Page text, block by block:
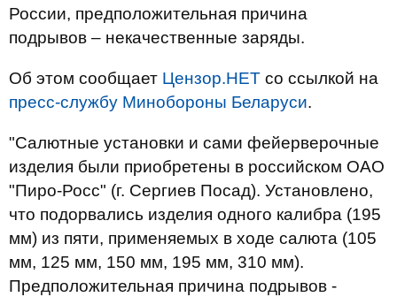
России, предположительная причина
подрывов – некачественные заряды.
Об этом сообщает Цензор.НЕТ со ссылкой на
пресс-службу Минобороны Беларуси.
"Салютные установки и сами фейерверочные
изделия были приобретены в российском ОАО
"Пиро-Росс" (г. Сергиев Посад). Установлено,
что подорвались изделия одного калибра (195
мм) из пяти, применяемых в ходе салюта (105
мм, 125 мм, 150 мм, 195 мм, 310 мм).
Предположительная причина подрывов -